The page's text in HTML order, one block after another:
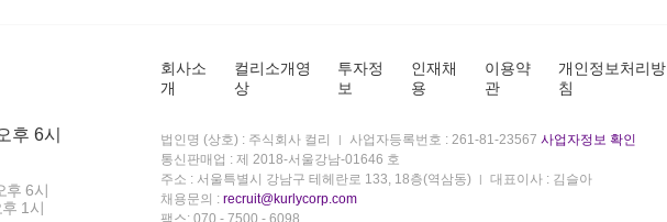
후 6시
후 6시
1시
회사소
개
컬리소개영
상
투자정
보
인재채
용
이용약
관
개인정보처리방
침
법인명 (상호) : 주식회사 컬리 사업자등록번호 : 261-81-23567 사업자정보 확인
통신판매업 : 제 2018-서울강남-01646 호
주소 : 서울특별시 강남구 테헤란로 133, 18층(역삼동)
대표이사 : 김슬아
채용문의 : recruit@kurlycorp.com
팩스: 070 - 7500 - 6098